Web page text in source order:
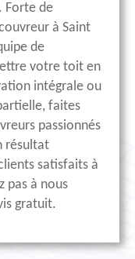
Forte de
à Saint
de
votre toit en
intégrale ou
faites
passionnés
résultat
satisfaits à
pas à nous
gratuit.